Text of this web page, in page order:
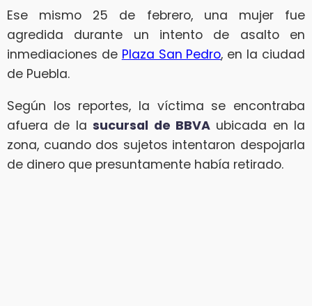
Ese mismo 25 de febrero, una mujer fue
agredida durante un intento de asalto en
inmediaciones de Plaza San Pedro, en la ciudad
de Puebla.
Según los reportes, la víctima se encontraba
afuera de lasucursal de BBVAubicada en la
zona, cuando dos sujetos intentaron despojarla
de dinero que presuntamente había retirado.